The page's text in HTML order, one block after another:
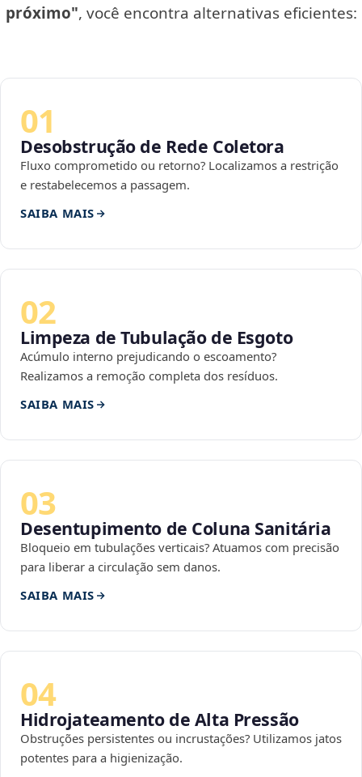
próximo", você encontra alternativas eficientes:
01
Desobstrução de Rede Coletora
Fluxo comprometido ou retorno? Localizamos a restrição
e restabelecemos a passagem.
SAIBA MAIS
02
Limpeza de Tubulação de Esgoto
Acúmulo interno prejudicando o escoamento?
Realizamos a remoção completa dos resíduos.
SAIBA MAIS
03
Desentupimento de Coluna Sanitária
Bloqueio em tubulações verticais? Atuamos com precisão
para liberar a circulação sem danos.
SAIBA MAIS
04
Hidrojateamento de Alta Pressão
Obstruções persistentes ou incrustações? Utilizamos jatos
potentes para a higienização.